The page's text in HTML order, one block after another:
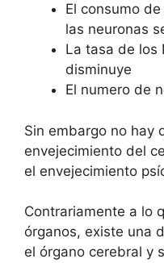
El consumo
las neuronas
La tasa de los
disminuye
El numero de
Sin embargo no hay
envejecimiento del
el envejecimiento
Contrariamente a lo
órganos, existe una
el órgano cerebral y